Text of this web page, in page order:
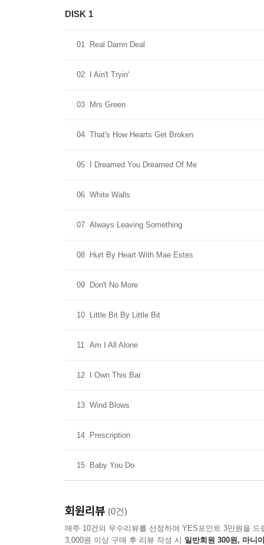
DISK 1
01 Real Damn Deal
02 I Ain't Tryin'
03 Mrs Green
04 That's How Hearts Get Broken
05 I Dreamed You Dreamed Of Me
06 White Walls
07 Always Leaving Something
08 Hurt By Heart With Mae Estes
09 Don't No More
10 Little Bit By Little Bit
11 Am I All Alone
12 I Own This Bar
13 Wind Blows
14 Prescription
15 Baby You Do
회원리뷰 (0건)
매주 10건의 우수리뷰를 선정하여 YES포인트 3만원을 드
3,000원 이상 구매 후 리뷰 작성 시 일반회원 300원, 마니